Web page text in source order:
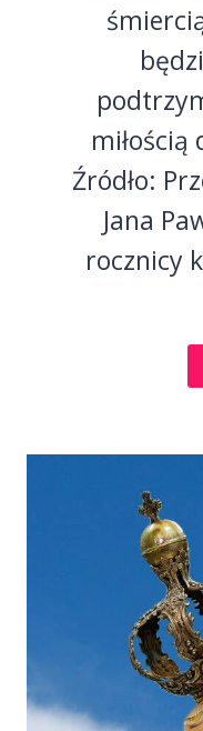
miłością
Źródło:
Jana
rocznicy